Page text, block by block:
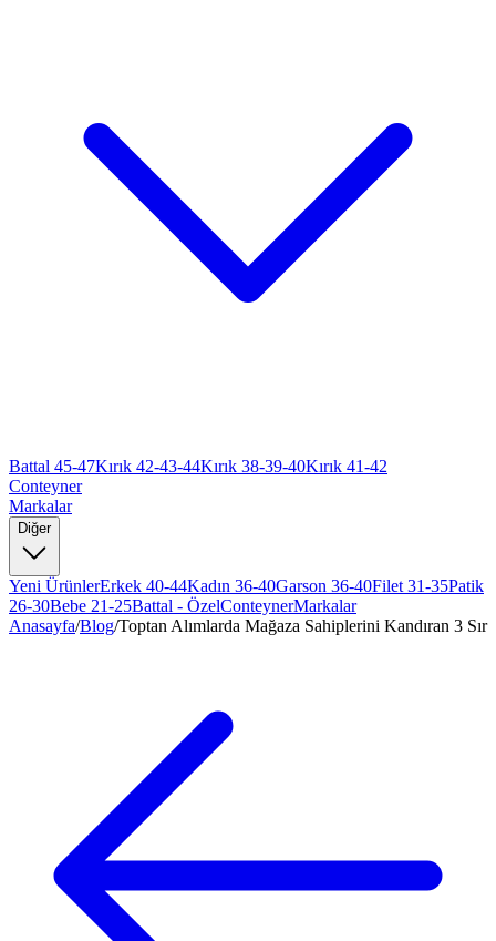
Battal 45-47Kırık 42-43-44Kırık 38-39-40Kırık 41-42
Conteyner
Markalar
Diğer
Yeni ÜrünlerErkek 40-44Kadın 36-40Garson 36-40Filet 31-35Patik
26-30Bebe 21-25Battal - ÖzelConteynerMarkalar
Anasayfa/Blog/Toptan Alımlarda Mağaza Sahiplerini Kandıran 3 Sır